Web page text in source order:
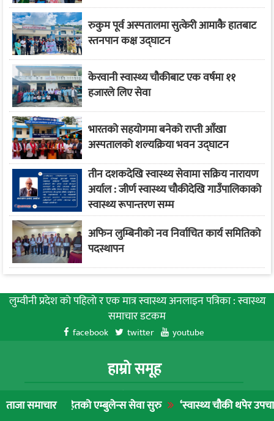
ताजा समाचारएम्बुलेन्स सेवा सुरु ‘स्वास्थ्य चौकी थपेर उपचार गर्नुभन्दा
रुकुम पूर्व अस्पतालमा सुत्केरी आमाकै हातबाट
स्तनपान कक्ष उद्घाटन
केरवानी स्वास्थ्य चौकीबाट एक वर्षमा ११
हजारले लिए सेवा
भारतको सहयोगमा बनेको राप्ती आँखा
अस्पतालको शल्यक्रिया भवन उद्घाटन
तीन दशकदेखि स्वास्थ्य सेवामा सक्रिय नारायण
अर्याल : जीर्ण स्वास्थ्य चौकीदेखि गाउँपालिकाको
स्वास्थ्य रूपान्तरण सम्म
अफिन लुम्बिनीको नव निर्वाचित कार्य समितिको
पदस्थापन
लुम्वीनी प्रदेश को पहिलाे र एक मात्र स्वास्थ्य अनलाइन पत्रिका : स्वास्थ्य
समाचार डटकम
facebook twitter youtube
हाम्रो समूह
संचालक:
रुपन्देही मिडिया नेटवर्क प्रालि